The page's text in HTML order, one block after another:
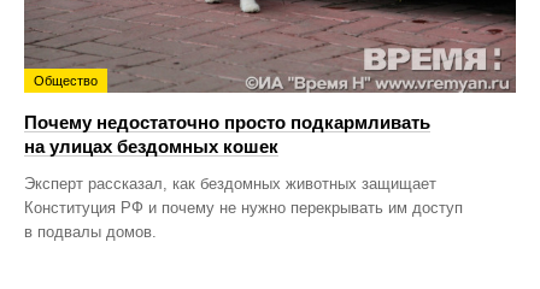
Общество
Почему недостаточно просто подкармливать
на улицах бездомных кошек
Эксперт рассказал, как бездомных животных защищает
Конституция РФ и почему не нужно перекрывать им доступ
в подвалы домов.